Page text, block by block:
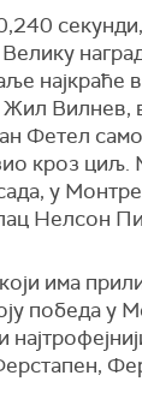
најкраће
Вилнев,
Фетел само
кроз циљ.
у
Нелсон
има
победа у